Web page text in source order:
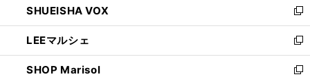
で
開
く
ド
ウ
で
開
く
ィ
ン
ド
ウ
で
い
ウ
ィ
ン
ド
SHUEISHA VOX
新
し
い
ウ
ィ
LEEマルシェ
新
し
い
SHOP Marisol
新